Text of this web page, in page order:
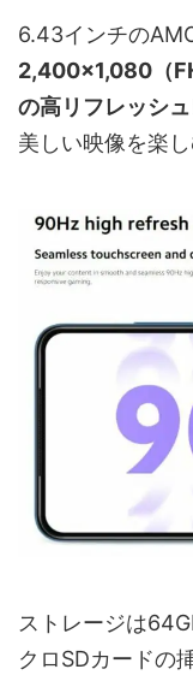
6.43インチの
2,400×1,080（
の高リフレッシ
美しい映像を楽し
ストレージは
クロSDカードの